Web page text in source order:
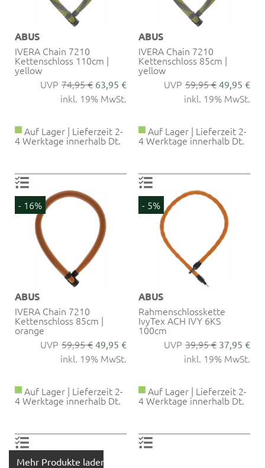
ABUS
IVERA Chain 7210
Kettenschloss 110cm |
yellow
74,95 € 63,95 €
inkl. 19% MwSt.
Auf Lager | Lieferzeit 2-
4 Werktage innerhalb Dt.
ABUS
IVERA Chain 7210
Kettenschloss 85cm |
yellow
59,95 € 49,95 €
inkl. 19% MwSt.
Auf Lager | Lieferzeit 2-
4 Werktage innerhalb Dt.
- 16%
ABUS
IVERA Chain 7210
Kettenschloss 85cm |
orange
59,95 € 49,95 €
inkl. 19% MwSt.
Auf Lager | Lieferzeit 2-
4 Werktage innerhalb Dt.
- 5%
ABUS
Rahmenschlosskette
IvyTex ACH IVY 6KS
100cm
39,95 € 37,95 €
inkl. 19% MwSt.
Auf Lager | Lieferzeit 2-
4 Werktage innerhalb Dt.
Mehr Produkte laden